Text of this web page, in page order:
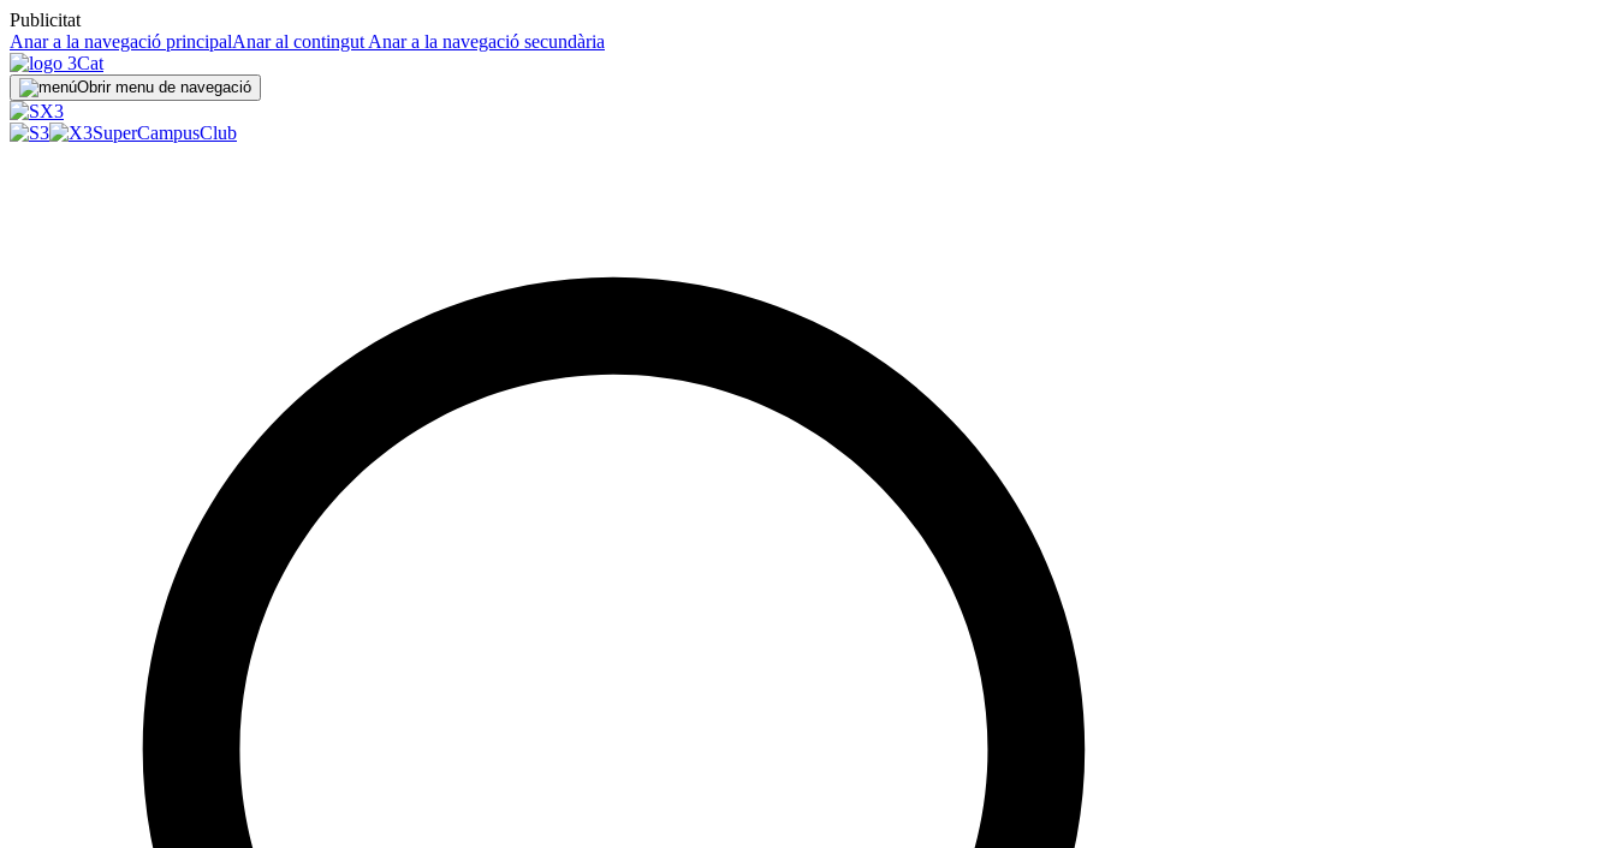
Publicitat
Anar a la navegació principalAnar al contingut Anar a la navegació secundària
Obrir menu de navegació
SuperCampusClub